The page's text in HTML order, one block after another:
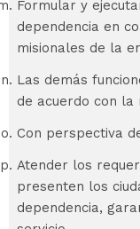
Formular y
dependencia en
misionales de la
Las demás
de acuerdo con la
Con perspectiva
Atender los
presenten los
dependencia,